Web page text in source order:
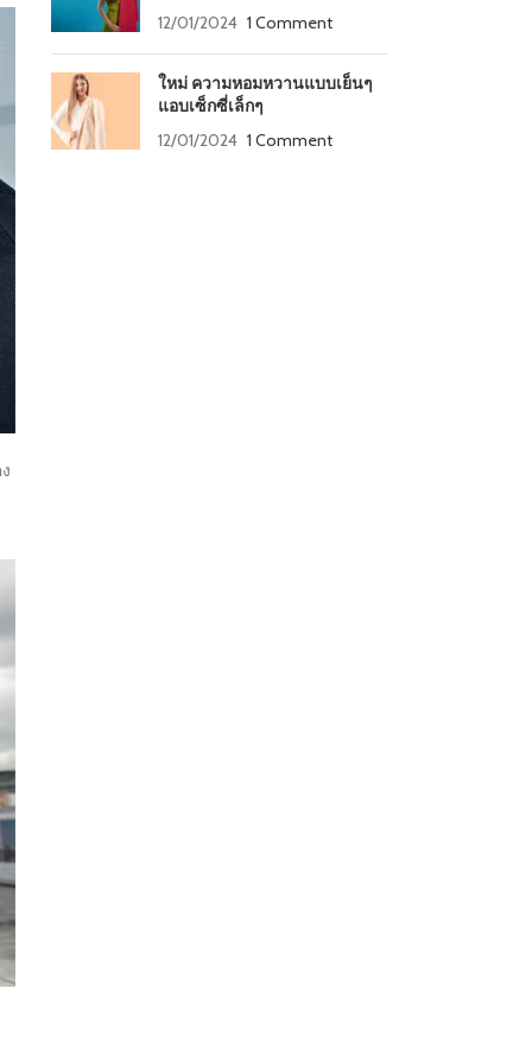
12/01/2024 1 Comment
ใหม่ ความหอมหวานแบบเย็นๆ
แอบเซ็กซี่เล็กๆ
12/01/2024 1 Comment